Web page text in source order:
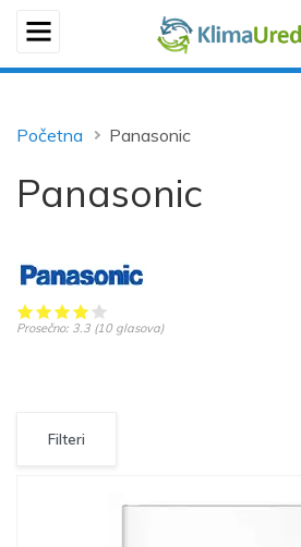
Početna Panasonic
Panasonic
Prosečno: 3.3 (10glasova)
Filteri